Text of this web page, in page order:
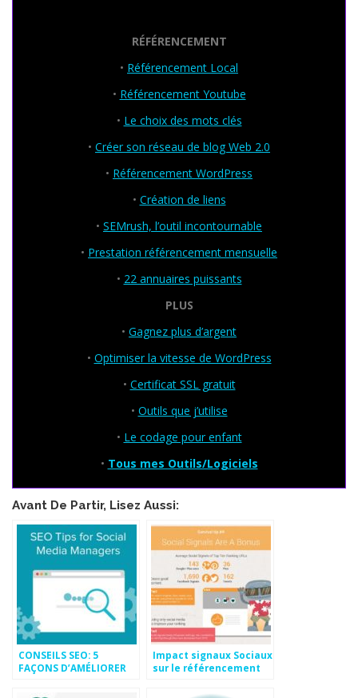
RÉFÉRENCEMENT
• Référencement Local
• Référencement Youtube
• Le choix des mots clés
• Créer son réseau de blog Web 2.0
• Référencement WordPress
• Création de liens
• SEMrush, l’outil incontournable
• Prestation référencement mensuelle
• 22 annuaires puissants
PLUS
• Gagnez plus d’argent
• Optimiser la vitesse de WordPress
• Certificat SSL gratuit
• Outils que j’utilise
• Le codage pour enfant
• Tous mes Outils/Logiciels
Avant De Partir, Lisez Aussi:
CONSEILS SEO: 5
FAÇONS D’AMÉLIORER
Impact signaux Sociaux
sur le référencement